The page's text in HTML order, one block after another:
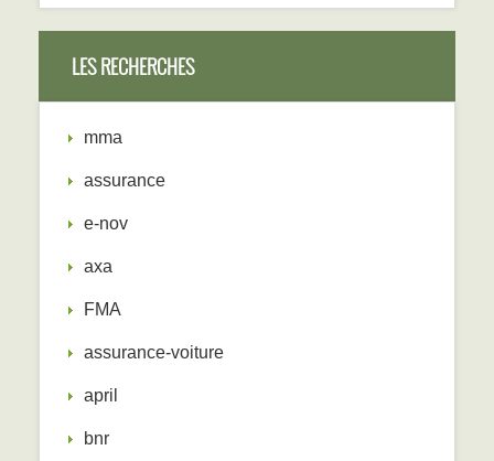
LES RECHERCHES
mma
assurance
e-nov
axa
FMA
assurance-voiture
april
bnr